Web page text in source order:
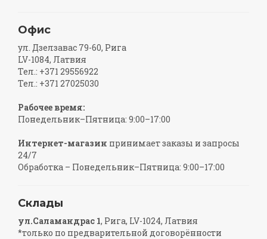
Офис
ул. Дзелзавас 79-60, Рига
LV-1084, Латвия
Тел.: +371 29556922
Тел.: +371 27025030
Рабочее время:
Понедельник–Пятница: 9:00–17:00
Интернет-магазин принимает заказы и запросы
24/7
Обработка – Понедельник–Пятница: 9:00–17:00
Склады
ул.Саламандрас 1, Рига, LV-1024, Латвия
*только по предварительной договорённости